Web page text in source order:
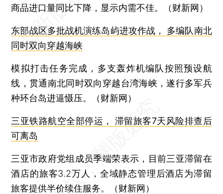
商品进口量同比下降，显示内需不佳。（财新网）
东部战区多批战机演练岛屿进攻作战， 多编队南北
同时双向穿越海峡
模拟打击任务完成，多支轰炸机编队按照预设航
线，贯通南北同时双向穿越台湾海峡，遂行多军兵
种环台岛进逼慑压。（财新网）
三亚铁路航空全部停运， 滞留旅客7天风险排查后
可离岛
三亚市政府党组成员季端荣表示，目前三亚滞留在
酒店的旅客3.2万人，全域静态管理后酒店为滞留
旅客提供半价续住服务。（财新网）